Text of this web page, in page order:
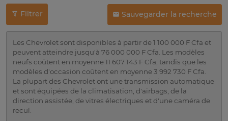
Filtrer Sauvegarder la recherche
Les Chevrolet sont disponibles à partir de 1 100 000 F Cfa et
peuvent atteindre jusqu'à 76 000 000 F Cfa. Les modèles
neufs coûtent en moyenne 11 607 143 F Cfa, tandis que les
modèles d'occasion coûtent en moyenne 3 992 730 F Cfa.
La plupart des Chevrolet ont une transmission automatique
et sont équipées de la climatisation, d'airbags, de la
direction assistée, de vitres électriques et d'une caméra de
recul.